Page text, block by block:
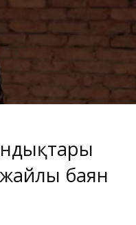
баян